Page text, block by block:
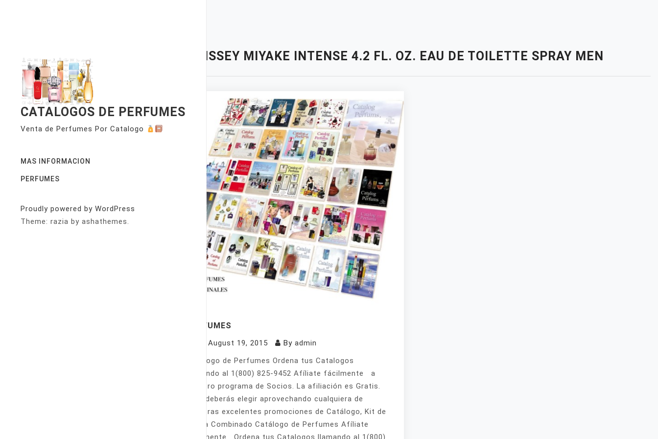
CATALOGOS DE PERFUMES
Venta de Perfumes Por Catalogo
MAS INFORMACION
PERFUMES
Proudly powered by WordPress
Theme: razia by ashathemes.
ISSEY MIYAKE INTENSE 4.2 FL. OZ. EAU DE TOILETTE SPRAY MEN
PERFUMES
August 19, 2015 By admin
Catálogo de Perfumes Ordena tus Catalogos
llamando al 1(800) 825-9452 Afíliate fácilmente a
nuestro programa de Socios. La afiliación es Gratis.
Sólo deberás elegir aprovechando cualquiera de
nuestras excelentes promociones de Catálogo, Kit de
Venta Combinado Catálogo de Perfumes Afíliate
fácilmente Ordena tus Catalogos llamando al 1(800)